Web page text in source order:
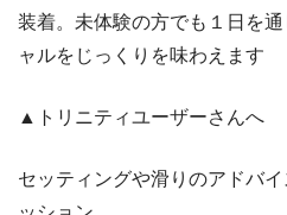
装着。未体験の方でも１日を
ャルをじっくりを味わえます
▲トリニティユーザーさんへ
セッティングや滑りのアドバ